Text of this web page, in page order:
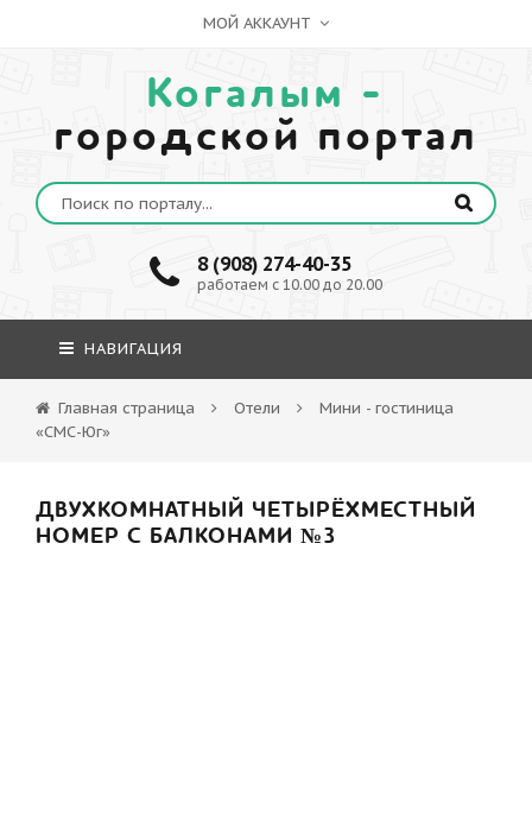
МОЙ АККАУНТ
Когалым -
городской портал
8 (908) 274-40-35
работаем с 10.00 до 20.00
НАВИГАЦИЯ
Главная страница Отели
Мини - гостиница
«СМС-Юг»
ДВУХКОМНАТНЫЙ ЧЕТЫРЁХМЕСТНЫЙ
НОМЕР С БАЛКОНАМИ №3